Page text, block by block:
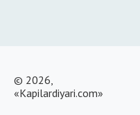
© 2026,
«Kapilardiyari.com»